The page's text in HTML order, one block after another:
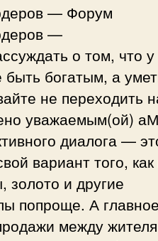
— Форум
—
о том, что
богатым, а
не переходить
уважаемым(ой)
диалога —
вариант того,
золото и другие
попроще. А
между